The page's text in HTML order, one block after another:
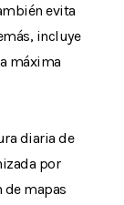
evita
incluye
máxima
diaria de
por
de mapas